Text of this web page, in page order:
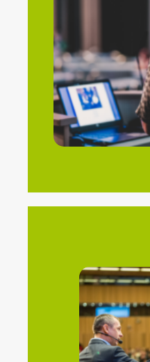
Organizamos
en la
conocimientos
Organizamos
la formación
profesional de